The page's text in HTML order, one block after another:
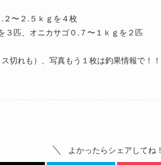
〜２.５ｋｇを４枚
３匹、オニカサゴ０.７〜１ｋｇを２匹
切れも）、写真もう１枚は釣果情報で！！
よかったらシェアしてね！